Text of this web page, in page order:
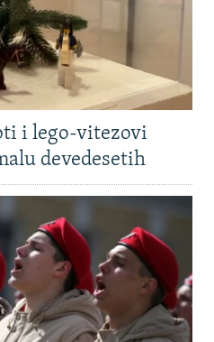
i lego-vitezovi
devedesetih